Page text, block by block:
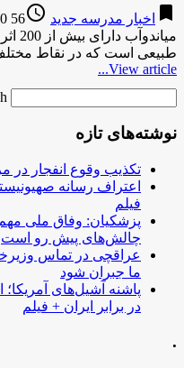
bookmark اخبار مدرسه جدید access_time
56 years ago
0
طبیعی است که در نقاط
View article...
نوشته‌های تازه
تکذیب وقوع انفجار در
اعتراف رسانه
فیلم
پزشکیان: وفاق ملی
چالش‌های پیش رو است
عراقچی در تماس
ما جبران شود
پاشنه آشیل‌های
در برابر ایران + فیلم
.